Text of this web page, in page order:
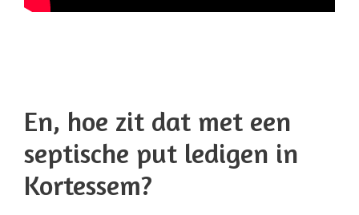
En, hoe zit dat met een
septische put ledigen in
Kortessem?